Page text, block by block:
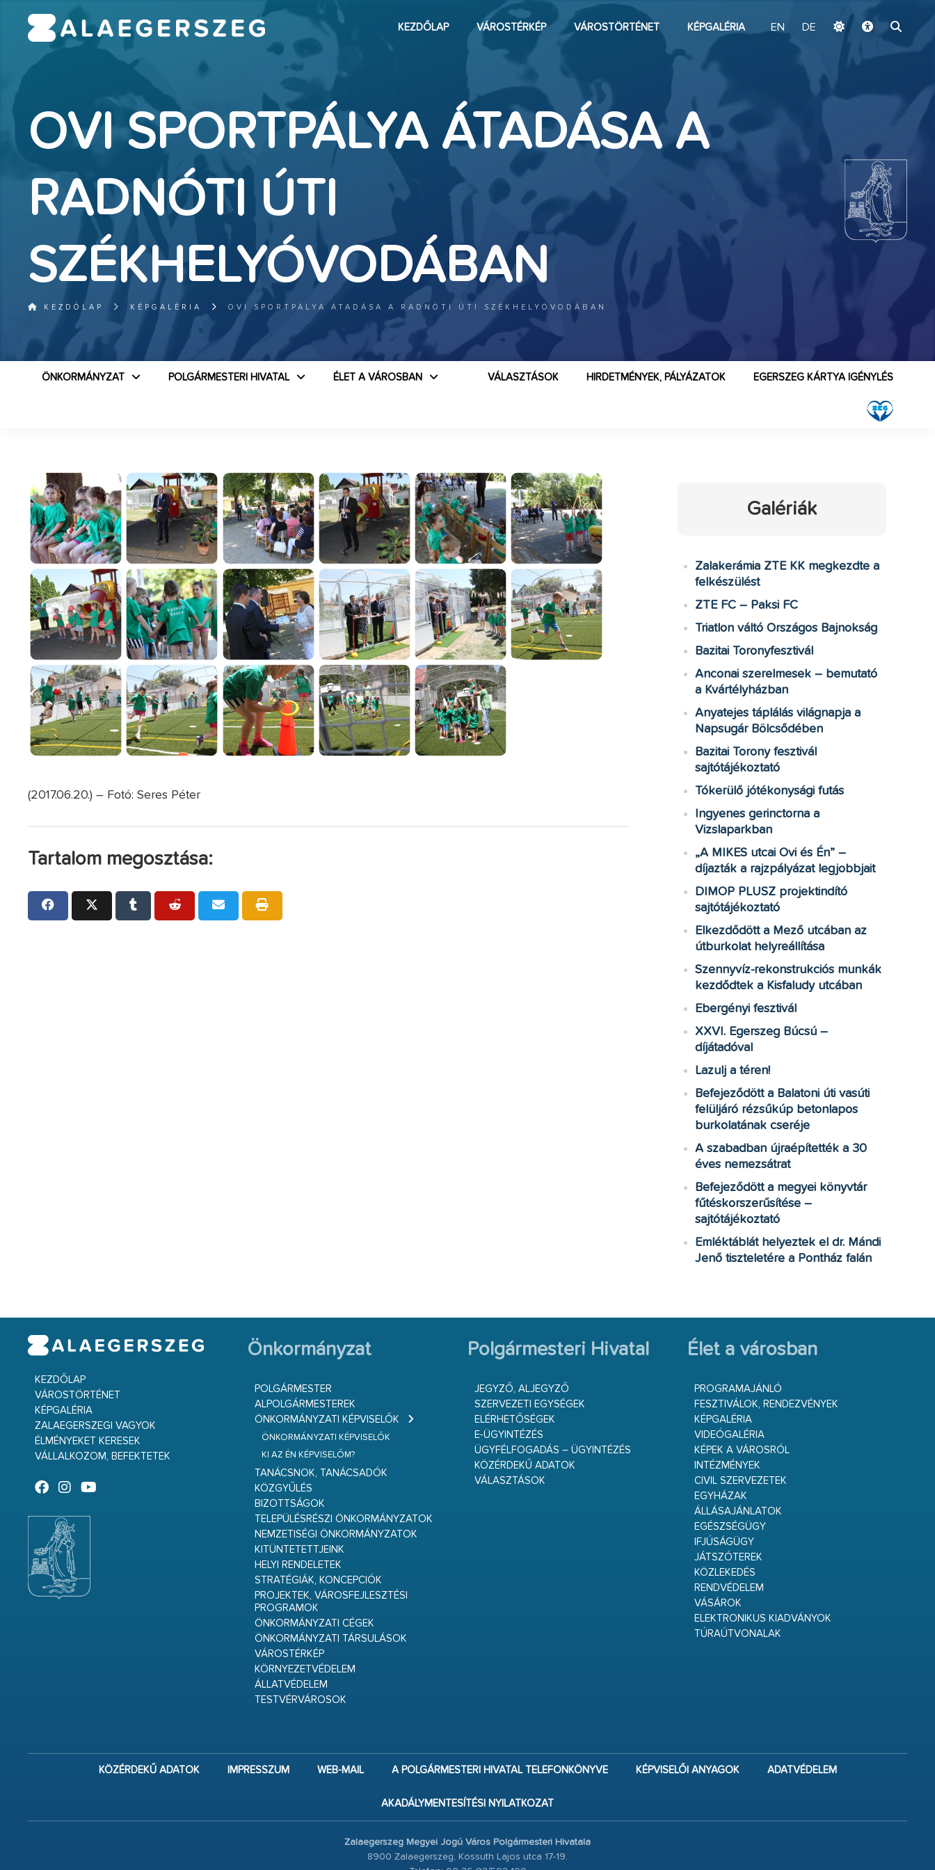
ugrás a fő tartalomhoz
KEZDŐLAP VÁROSTÉRKÉP VÁROSTÖRTÉNET KÉPGALÉRIA EN DE
OVI SPORTPÁLYA ÁTADÁSA A
RADNÓTI ÚTI
SZÉKHELYÓVODÁBAN
KEZDŐLAP KÉPGALÉRIA OVI SPORTPÁLYA ÁTADÁSA A RADNÓTI ÚTI SZÉKHELYÓVODÁBAN
ÖNKORMÁNYZAT POLGÁRMESTERI HIVATAL ÉLET A VÁROSBAN EGERSZEG KÁRTYA IGÉNYLÉS
HIRDETMÉNYEK, PÁLYÁZATOK
VÁLASZTÁSOK
(2017.06.20.) – Fotó: Seres Péter
Tartalom megosztása:
Galériák
Zalakerámia ZTE KK megkezdte a
felkészülést
ZTE FC – Paksi FC
Triatlon váltó Országos Bajnokság
Bazitai Toronyfesztivál
Anconai szerelmesek – bemutató
a Kvártélyházban
Anyatejes táplálás világnapja a
Napsugár Bölcsődében
Bazitai Torony fesztivál
sajtótájékoztató
Tókerülő jótékonysági futás
Ingyenes gerinctorna a
Vizslaparkban
„A MIKES utcai Ovi és Én” –
díjazták a rajzpályázat legjobbjait
DIMOP PLUSZ projektindító
sajtótájékoztató
Elkezdődött a Mező utcában az
útburkolat helyreállítása
Szennyvíz-rekonstrukciós munkák
kezdődtek a Kisfaludy utcában
Ebergényi fesztivál
XXVI. Egerszeg Búcsú –
díjátadóval
Lazulj a téren!
Befejeződött a Balatoni úti vasúti
felüljáró rézsűkúp betonlapos
burkolatának cseréje
A szabadban újraépítették a 30
éves nemezsátrat
Befejeződött a megyei könyvtár
fűtéskorszerűsítése –
sajtótájékoztató
Emléktáblát helyeztek el dr. Mándi
Jenő tiszteletére a Pontház falán
KEZDŐLAP
VÁROSTÖRTÉNET
KÉPGALÉRIA
ZALAEGERSZEGI VAGYOK
ÉLMÉNYEKET KERESEK
VÁLLALKOZOM, BEFEKTETEK
Önkormányzat
POLGÁRMESTER
ALPOLGÁRMESTEREK
ÖNKORMÁNYZATI KÉPVISELŐK
ÖNKORMÁNYZATI KÉPVISELŐK
KI AZ ÉN KÉPVISELŐM?
TANÁCSNOK, TANÁCSADÓK
KÖZGYŰLÉS
BIZOTTSÁGOK
TELEPÜLÉSRÉSZI ÖNKORMÁNYZATOK
NEMZETISÉGI ÖNKORMÁNYZATOK
KITÜNTETETTJEINK
HELYI RENDELETEK
STRATÉGIÁK, KONCEPCIÓK
PROJEKTEK, VÁROSFEJLESZTÉSI
PROGRAMOK
ÖNKORMÁNYZATI CÉGEK
ÖNKORMÁNYZATI TÁRSULÁSOK
VÁROSTÉRKÉP
KÖRNYEZETVÉDELEM
ÁLLATVÉDELEM
TESTVÉRVÁROSOK
Polgármesteri Hivatal
JEGYZŐ, ALJEGYZŐ
SZERVEZETI EGYSÉGEK
ELÉRHETŐSÉGEK
E-ÜGYINTÉZÉS
ÜGYFÉLFOGADÁS – ÜGYINTÉZÉS
KÖZÉRDEKŰ ADATOK
VÁLASZTÁSOK
Élet a városban
PROGRAMAJÁNLÓ
FESZTIVÁLOK, RENDEZVÉNYEK
KÉPGALÉRIA
VIDEÓGALÉRIA
KÉPEK A VÁROSRÓL
INTÉZMÉNYEK
CIVIL SZERVEZETEK
EGYHÁZAK
ÁLLÁSAJÁNLATOK
EGÉSZSÉGÜGY
IFJÚSÁGÜGY
JÁTSZÓTEREK
KÖZLEKEDÉS
RENDVÉDELEM
VÁSÁROK
ELEKTRONIKUS KIADVÁNYOK
TÚRAÚTVONALAK
KÖZÉRDEKŰ ADATOK IMPRESSZUM WEB-MAIL A POLGÁRMESTERI HIVATAL TELEFONKÖNYVE KÉPVISELŐI ANYAGOK ADATVÉDELEM
AKADÁLYMENTESÍTÉSI NYILATKOZAT
Zalaegerszeg Megyei Jogú Város Polgármesteri Hivatala
8900 Zalaegerszeg, Kossuth Lajos utca 17-19.